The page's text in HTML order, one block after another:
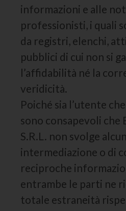
informazioni e alle
professionisti, i quali
da registri, elenchi,
pubblici di cui non si
l’affidabilità né la
veridicità.
Poiché sia l’utente
sono consapevoli che
S.R.L. non svolge
intermediazione o di
reciproche
entrambe le parti ne
totale estraneità